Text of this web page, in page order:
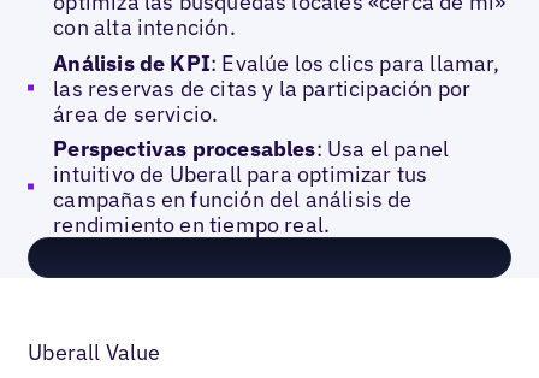
con alta intención.
Análisis de KPI: Evalúe los clics para llamar,
las reservas de citas y la participación por
área de servicio.
Perspectivas procesables: Usa el panel
intuitivo de Uberall para optimizar tus
campañas en función del análisis de
rendimiento en tiempo real.
Uberall Value